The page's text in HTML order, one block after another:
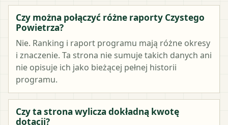
Czy można połączyć różne raporty Czystego
Powietrza?
Nie. Ranking i raport programu mają różne okresy
i znaczenie. Ta strona nie sumuje takich danych ani
nie opisuje ich jako bieżącej pełnej historii
programu.
Czy ta strona wylicza dokładną kwotę
dotacji?